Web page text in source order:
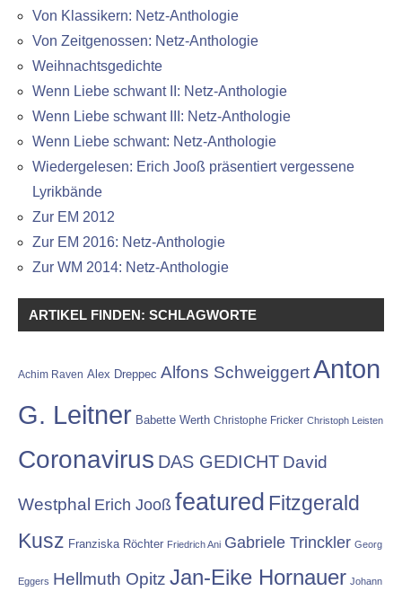
Von Klassikern: Netz-Anthologie
Von Zeitgenossen: Netz-Anthologie
Weihnachtsgedichte
Wenn Liebe schwant II: Netz-Anthologie
Wenn Liebe schwant III: Netz-Anthologie
Wenn Liebe schwant: Netz-Anthologie
Wiedergelesen: Erich Jooß präsentiert vergessene
Lyrikbände
Zur EM 2012
Zur EM 2016: Netz-Anthologie
Zur WM 2014: Netz-Anthologie
ARTIKEL FINDEN: SCHLAGWORTE
Achim Raven Alex Dreppec Alfons SchweiggertAnton
G. Leitner Babette Werth Christophe Fricker Christoph Leisten
Coronavirus DAS GEDICHT David
Westphal Erich Jooß featured Fitzgerald
Kusz Franziska Röchter Friedrich Ani Gabriele Trinckler Georg
Eggers Hellmuth Opitz Jan-Eike Hornauer Johann